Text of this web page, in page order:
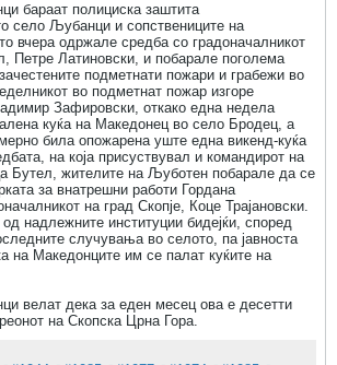
бараат полициска заштита
село Љубанци и сопствениците на
вчера одржале средба со градоначалникот
Петре Латиновски, и побарале поголема
подметнати пожари и грабежи во
во подметнат пожар изгоре
Зафировски, откако една недела
куќа на Македонец во село Бродец, а
била опожарена уште една викенд-куќа
на која присуствувал и командирот на
Бутел, жителите на Љуботен побарале да се
за внатрешни работи Гордана
на град Скопје, Коце Трајановски.
надлежните институции бидејќи, според
случувања во селото, па јавноста
на Македонците им се палат куќите на
велат дека за еден месец ова е десетти
на Скопска Црна Гора.